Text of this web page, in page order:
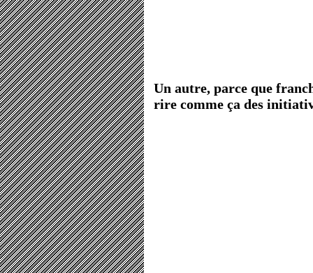
Un autre, parce que
rire comme ça des